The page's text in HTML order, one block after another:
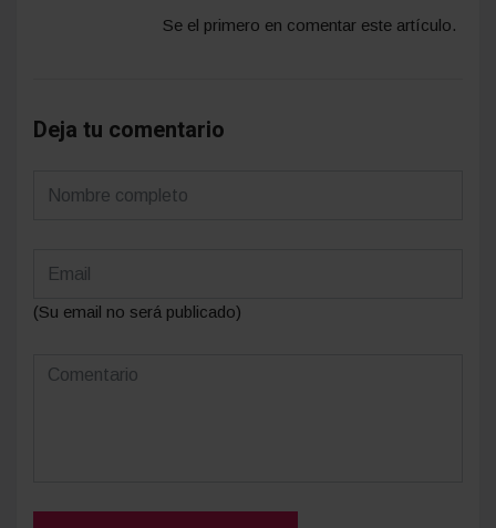
Se el primero en comentar este artículo.
Deja tu comentario
(Su email no será publicado)